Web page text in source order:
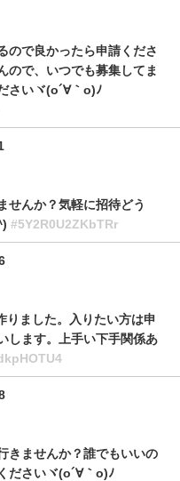
ので良かったら申請くださ
ので、いつでも募集してま
さいヾ(o´∀｀o)ﾉ
せんか？気軽に招待どう
#5Y2R0U2ZKbTRr
ました。入りたい方は申
します。上手い下手関係あ
きませんか？誰でもいいの
ださいヾ(o´∀｀o)ﾉ